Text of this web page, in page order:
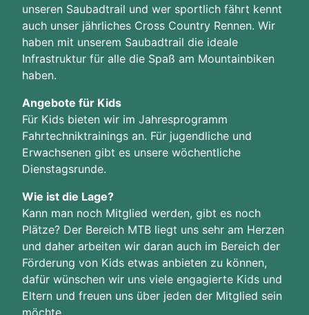
unseren Saubadtrail und wer sportlich fährt kennt
auch unser jährliches Cross Country Rennen. Wir
haben mit unserem Saubadtrail die ideale
Infrastruktur für alle die Spaß am Mountainbiken
haben.
Angebote für Kids
Für Kids bieten wir im Jahresprogramm
Fahrtechniktrainings an. Für jugendliche und
Erwachsenen gibt es unsere wöchentliche
Dienstagsrunde.
Wie ist die Lage?
Kann man noch Mitglied werden, gibt es noch
Plätze? Der Bereich MTB liegt uns sehr am Herzen
und daher arbeiten wir daran auch im Bereich der
Förderung von Kids etwas anbieten zu können,
dafür wünschen wir uns viele engagierte Kids und
Eltern und freuen uns über jeden der Mitglied sein
möchte.